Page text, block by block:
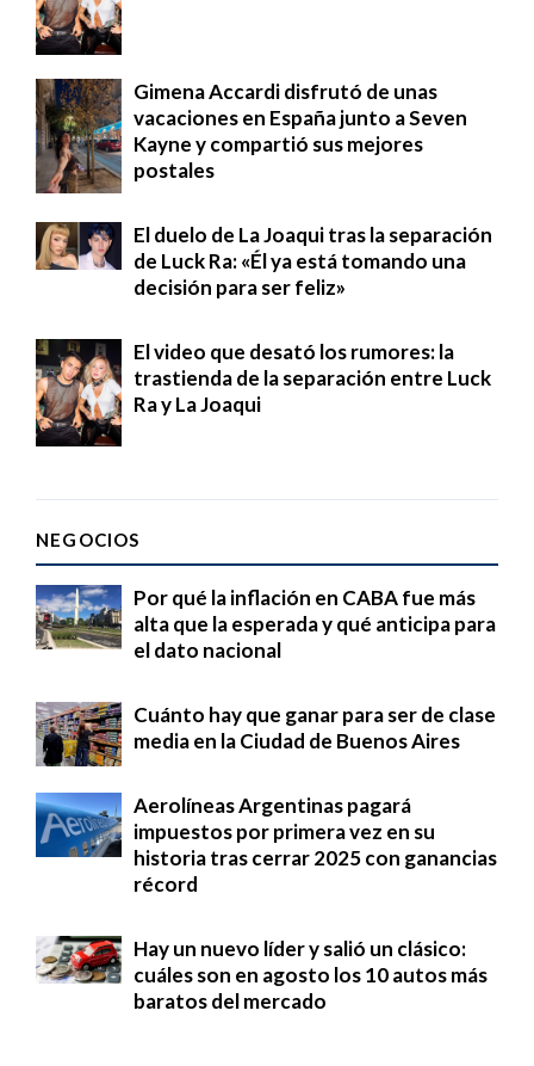
Gimena Accardi disfrutó de unas
vacaciones en España junto a Seven
Kayne y compartió sus mejores
postales
El duelo de La Joaqui tras la separación
de Luck Ra: «Él ya está tomando una
decisión para ser feliz»
El video que desató los rumores: la
trastienda de la separación entre Luck
Ra y La Joaqui
NEGOCIOS
Por qué la inflación en CABA fue más
alta que la esperada y qué anticipa para
el dato nacional
Cuánto hay que ganar para ser de clase
media en la Ciudad de Buenos Aires
Aerolíneas Argentinas pagará
impuestos por primera vez en su
historia tras cerrar 2025 con ganancias
récord
Hay un nuevo líder y salió un clásico:
cuáles son en agosto los 10 autos más
baratos del mercado